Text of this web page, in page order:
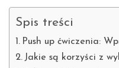
Spis treści
Push up ćwiczenia:
Jakie są korzyści z